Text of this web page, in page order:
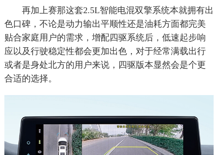
再加上赛那这套2.5L智能电混双擎系统本就拥有出
色口碑，不论是动力输出平顺性还是油耗方面都完美
贴合家庭用户的需求，增配四驱系统后，低速起步响
应以及行驶稳定性都会更加出色，对于经常满载出行
或者是身处北方的用户来说，四驱版本显然会是个更
合适的选择。